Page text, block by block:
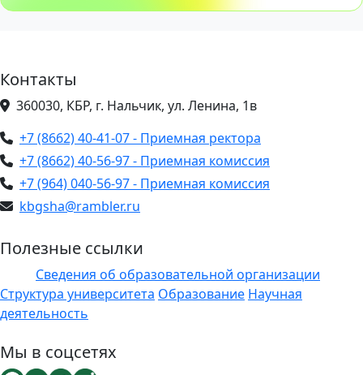
Контакты
360030, КБР, г. Нальчик, ул. Ленина, 1в
+7 (8662) 40-41-07 - Приемная ректора
+7 (8662) 40-56-97 - Приемная комиссия
+7 (964) 040-56-97 - Приемная комиссия
kbgsha@rambler.ru
Полезные ссылки
Сведения об образовательной организации
Структура университета Образование Научная
деятельность
Мы в соцсетях